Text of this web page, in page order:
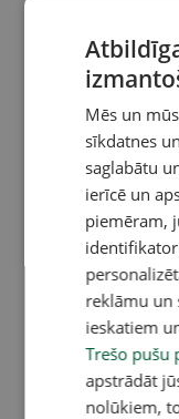
Mēs un
sīkdatnes
saglabātu
ierīcē un
piemēram,
reklāmu un
ieskatiem
Trešo pušu
apstrādāt
nolūkiem,